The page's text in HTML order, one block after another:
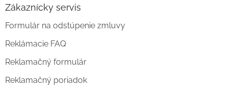
Zákaznícky servis
Formulár na odstúpenie zmluvy
Reklámacie FAQ
Reklamačný formulár
Reklamačný poriadok